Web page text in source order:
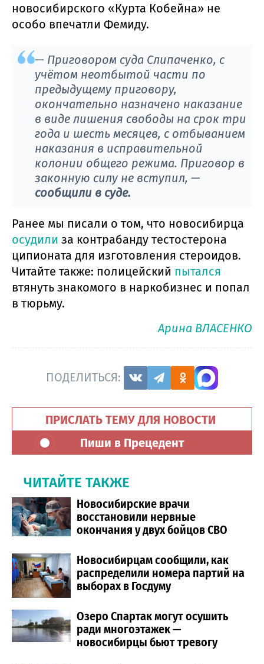
новосибирского «Курта Кобейна» не
особо впечатли Фемиду.
— Приговором суда Слипаченко, с
учётом неотбытой части по
предыдущему приговору,
окончательно назначено наказание
в виде лишения свободы на срок три
года и шесть месяцев, с отбыванием
наказания в исправительной
колонии общего режима. Приговор в
законную силу не вступил, —
сообщили в суде.
Ранее мы писали о том, что новосибирца
осудили за контрабанду тестостерона
ципионата для изготовления стероидов.
Читайте также: полицейский пытался
втянуть знакомого в наркобизнес и попал
в тюрьму.
Арина ВЛАСЕНКО
ПОДЕЛИТЬСЯ:
ПРИСЛАТЬ ТЕМУ ДЛЯ НОВОСТИ
Пиши в Прецедент
ЧИТАЙТЕ ТАКЖЕ
Новосибирские врачи
восстановили нервные
окончания у двух бойцов СВО
Новосибирцам сообщили, как
распределили номера партий на
выборах в Госдуму
Озеро Спартак могут осушить
ради многоэтажек —
новосибирцы бьют тревогу